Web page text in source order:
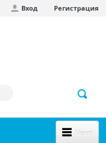
Вход Регистрация
Меню